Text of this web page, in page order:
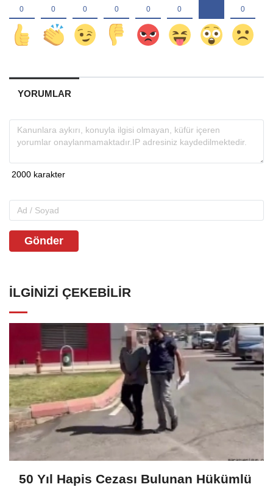
YORUMLAR
Gönder
İLGINIZI ÇEKEBILIR
50 Yıl Hapis Cezası Bulunan Hükümlü